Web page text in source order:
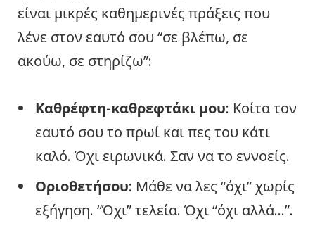
είναι μικρές καθημερινές πράξεις που
λένε στον εαυτό σου “σε βλέπω, σε
ακούω, σε στηρίζω”:
Καθρέφτη-καθρεφτάκι μου: Κοίτα τον
εαυτό σου το πρωί και πες του κάτι
καλό. Όχι ειρωνικά. Σαν να το εννοείς.
Οριοθετήσου: Μάθε να λες “όχι” χωρίς
εξήγηση. “Όχι” τελεία. Όχι “όχι αλλά…”.